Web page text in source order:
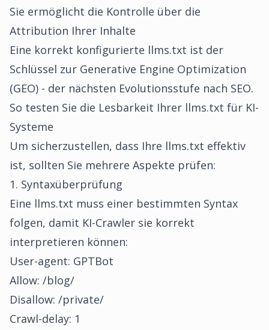
Sie ermöglicht die Kontrolle über die
Attribution Ihrer Inhalte
Eine korrekt konfigurierte llms.txt ist der
Schlüssel zur Generative Engine Optimization
(GEO) - der nächsten Evolutionsstufe nach SEO.
So testen Sie die Lesbarkeit Ihrer llms.txt für KI-
Systeme
Um sicherzustellen, dass Ihre llms.txt effektiv
ist, sollten Sie mehrere Aspekte prüfen:
1. Syntaxüberprüfung
Eine llms.txt muss einer bestimmten Syntax
folgen, damit KI-Crawler sie korrekt
interpretieren können:
User-agent: GPTBot
Allow: /blog/
Disallow: /private/
Crawl-delay: 1